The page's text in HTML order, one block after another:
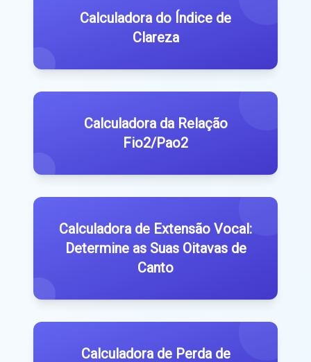
Calculadora do Índice de
Clareza
Calculadora da Relação
Fio2/Pao2
Calculadora de Extensão Vocal:
Determine as Suas Oitavas de
Canto
Calculadora de Perda de